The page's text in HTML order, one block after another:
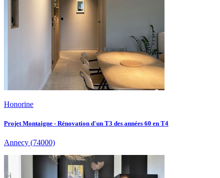
Honorine
Projet Montaigne - Rénovation d'un T3 des années 60 en T4
Annecy (74000)